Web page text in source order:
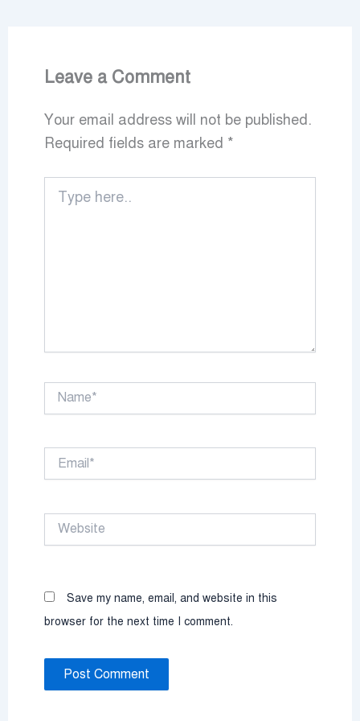
Leave a Comment
Your email address will not be published.
Required fields are marked *
here..
Name*
Website
Save my name, email, and website in this
browser for the next time I comment.